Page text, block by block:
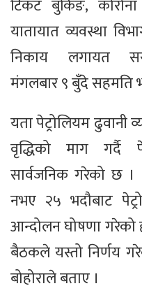
टिकट बुकिङ,
यातायात व्यवस्था
निकाय लगायत
मंगलबार ९ बुँदे सहमति
यता पेट्रोलियम ढुवानी
वृद्धिको माग गर्दै
सार्वजनिक गरेको छ ।
नभए २५ भदौबाट
आन्दोलन घोषणा
बैठकले यस्तो निर्णय
बोहोराले बताए ।